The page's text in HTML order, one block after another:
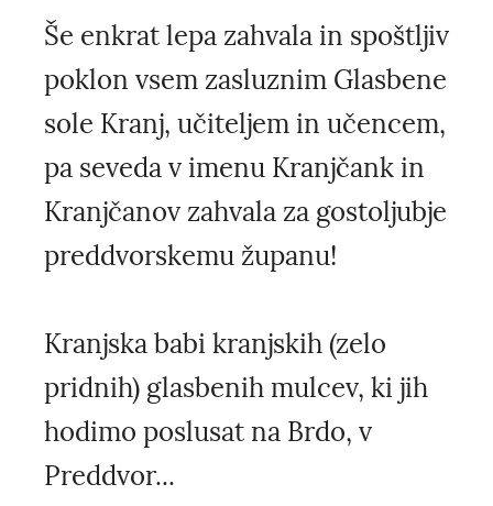
Še enkrat lepa zahvala in spoštljiv
poklon vsem zasluznim Glasbene
sole Kranj, učiteljem in učencem,
pa seveda v imenu Kranjčank in
Kranjčanov zahvala za gostoljubje
preddvorskemu županu!
Kranjska babi kranjskih (zelo
pridnih) glasbenih mulcev, ki jih
hodimo poslusat na Brdo, v
Preddvor...